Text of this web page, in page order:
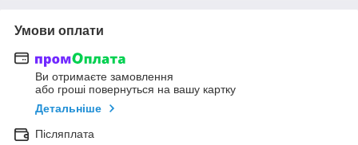
Умови оплати
Ви отримаєте замовлення
або гроші повернуться на вашу картку
Детальніше
Післяплата